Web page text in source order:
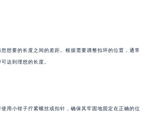
想要的长度之间的差距。根据需要调整扣环的位置，通常
达到理想的长度。
用小钳子拧紧螺丝或扣针，确保其牢固地固定在正确的位